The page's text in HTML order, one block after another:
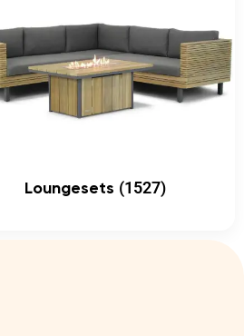
Loungesets (1527)